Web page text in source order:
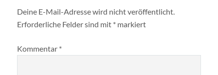
Deine E-Mail-Adresse wird nicht veröffentlicht.
Erforderliche Felder sind mit * markiert
Kommentar *